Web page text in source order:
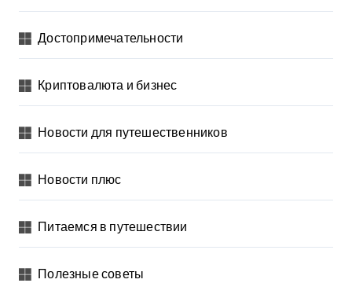
Достопримечательности
Криптовалюта и бизнес
Новости для путешественников
Новости плюс
Питаемся в путешествии
Полезные советы